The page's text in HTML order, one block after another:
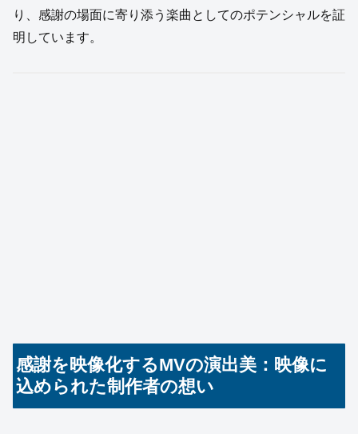
り、感謝の場面に寄り添う楽曲としてのポテンシャルを証
明しています。
感謝を映像化するMVの演出美：映像に
込められた制作者の想い